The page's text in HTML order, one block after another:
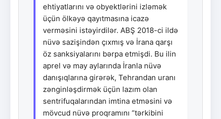
ehtiyatlarını və obyektlərini izləmək
üçün ölkəyə qayıtmasına icazə
verməsini istəyirdilər. ABŞ 2018-ci ildə
nüvə sazişindən çıxmış və İrana qarşı
öz sanksiyalarını bərpa etmişdi. Bu ilin
aprel və may aylarında İranla nüvə
danışıqlarına girərək, Tehrandan uranı
zənginləşdirmək üçün lazım olan
sentrifuqalarından imtina etməsini və
mövcud nüvə proqramını “tərkibini